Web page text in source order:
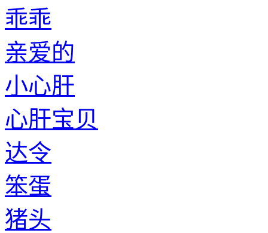
乖乖
亲爱的
小心肝
心肝宝贝
达令
笨蛋
猪头